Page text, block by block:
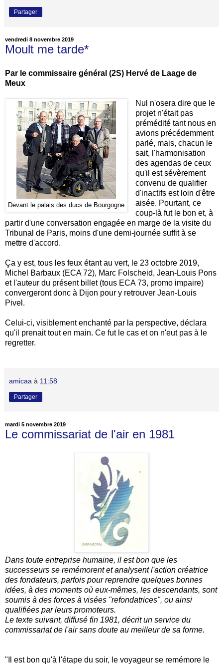
Partager
vendredi 8 novembre 2019
Moult me tarde*
Par le commissaire général (2S) Hervé de Laage de
Meux
Devant le palais des ducs de Bourgogne
Nul n'osera dire que le
projet n'était pas
prémédité tant nous en
avions précédemment
parlé, mais, chacun le
sait, l'harmonisation
des agendas de ceux
qu'il est sévèrement
convenu de qualifier
d'inactifs est loin d'être
aisée. Pourtant, ce
coup-là fut le bon et, à
partir d'une conversation engagée en marge de la visite du
Tribunal de Paris, moins d'une demi-journée suffit à se
mettre d'accord.
Ça y est, tous les feux étant au vert, le 23 octobre 2019,
Michel Barbaux (ECA 72), Marc Folscheid, Jean-Louis Pons
et l'auteur du présent billet (tous ECA 73, promo impaire)
convergeront donc à Dijon pour y retrouver Jean-Louis
Pivel.
Celui-ci, visiblement enchanté par la perspective, déclara
qu'il prenait tout en main. Ce fut le cas et on n'eut pas à le
regretter.
amicaa à 11:58
Partager
mardi 5 novembre 2019
Le commissariat de l'air en 1981
Dans toute entreprise humaine, il est bon que les
successeurs se remémorent et analysent l'action créatrice
des fondateurs, parfois pour reprendre quelques bonnes
idées, à des moments où eux-mêmes, les descendants, sont
soumis à des forces à visées "refondatrices", ou ainsi
qualifiées par leurs promoteurs.
Le texte suivant, diffusé fin 1981, décrit un service du
commissariat de l'air sans doute au meilleur de sa forme.
"Il est bon qu'à l'étape du soir, le voyageur se remémore le